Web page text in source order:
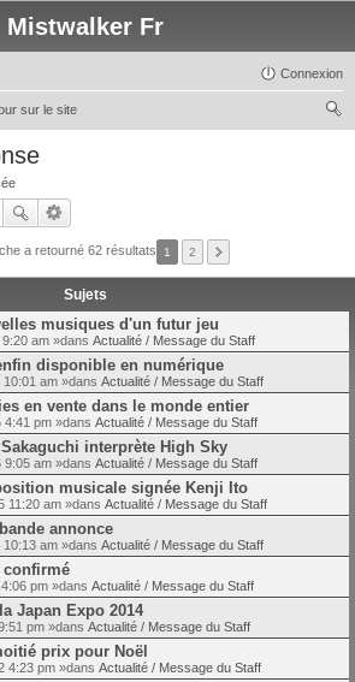
Mistwalker Fr
Connexion
sur le site
a retourné 62 résultats 1 2
Sujets
musiques d'un futur jeu
am »dans Actualité / Message du Staff
disponible en numérique
am »dans Actualité / Message du Staff
en vente dans le monde entier
4:41 pm »dans Actualité / Message du Staff
interprète High Sky
9:05 am »dans Actualité / Message du Staff
musicale signée Kenji Ito
11:20 am »dans Actualité / Message du Staff
annonce
am »dans Actualité / Message du Staff
confirmé
pm »dans Actualité / Message du Staff
Japan Expo 2014
pm »dans Actualité / Message du Staff
prix pour Noël
4:23 pm »dans Actualité / Message du Staff